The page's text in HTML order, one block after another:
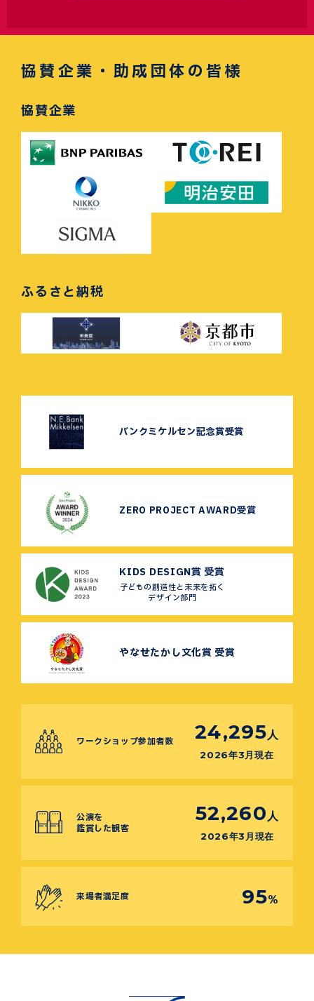
協賛企業・助成団体の皆様
協賛企業
ふるさと納税
バンクミケルセン記念賞受賞
ZERO PROJECT AWARD受賞
KIDS DESIGN賞 受賞
子どもの創造性と未来を拓く
デザイン部門
やなせたかし文化賞 受賞
ワークショップ参加者数 24,295 人
2026年3月現在
公演を
鑑賞した観客
52,260 人
2026年3月現在
来場者満足度 95%